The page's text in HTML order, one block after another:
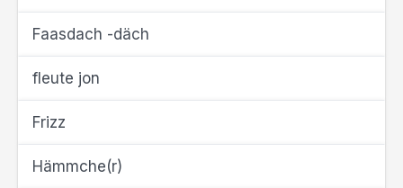
Faasdach -däch
fleute jon
Frizz
Hämmche(r)